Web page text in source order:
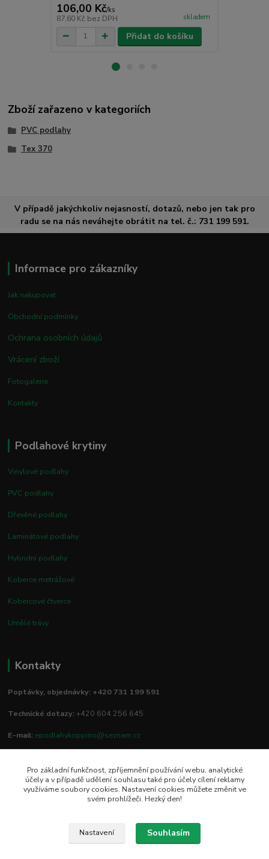
106,00 Kč/ks
87,60 Kč bez DPH skladem
Přidat do košíku
Zboží zařazeno v kategoriích
PVC podlahy
Tex 370
V případě jakýchkoliv nejasností, dotazů, nebo jen tak pro
radu se na nás neváhejte obrátit na tel. č.: 731 199 591.
Informace pro zákazníky
Jak nakupovat
Obchodní podmínky
Ochrana osobních údajů
Vrácení zboží
Fotogalerie
Kontakty
Podlahové krytiny
Vinylové podlahy
PVC podlahy
Dřevěné podlahy
Laminátové podlahy
Hybridní podlahy
Koberce metrážové
Kobercové čtverce
Umělé trávy
Kontakty
Poptávky, objednávky: +420 731 199 591
Technické dotazy:+420 604 256 645
E-mail: epodlahykoppino@seznam.cz
Prodejna/vzorkovna:
Studio Podlah
Mírové náměstí 16/15
Pro základní funkčnost, zpříjemnění používání webu, analytické
účely a v případě udělení souhlasu také pro účely cílení reklamy
využíváme soubory cookies. Nastavení cookies můžete změnit ve
svém prohlížeči. Hezký den!
Nastavení Souhlasím